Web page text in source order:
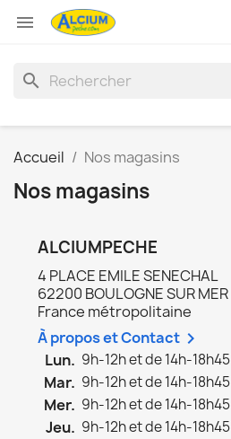

search
Accueil Nos magasins
Nos magasins
ALCIUMPECHE
4 PLACE EMILE SENECHAL
62200 BOULOGNE SUR MER
France métropolitaine
À propos et Contact 
Lun. 9h-12h et de 14h-18h45
Mar. 9h-12h et de 14h-18h45
Mer. 9h-12h et de 14h-18h45
Jeu. 9h-12h et de 14h-18h45